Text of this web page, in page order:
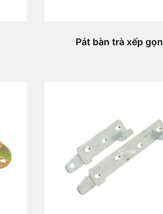
Pát bàn trà xếp gọn